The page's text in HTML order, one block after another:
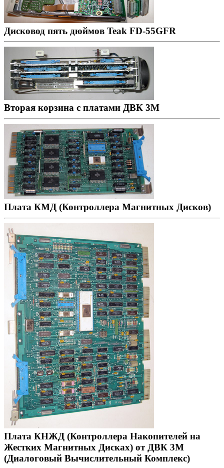
Дисковод пять дюймов Teak FD-55GFR
Вторая корзина с платами ДВК 3М
Плата КМД (Контроллера Магнитных Дисков)
Плата КНЖД (Контроллера Накопителей на
Жестких Магнитных Дисках) от ДВК 3М
(Диалоговый Вычислительный Комплекс)